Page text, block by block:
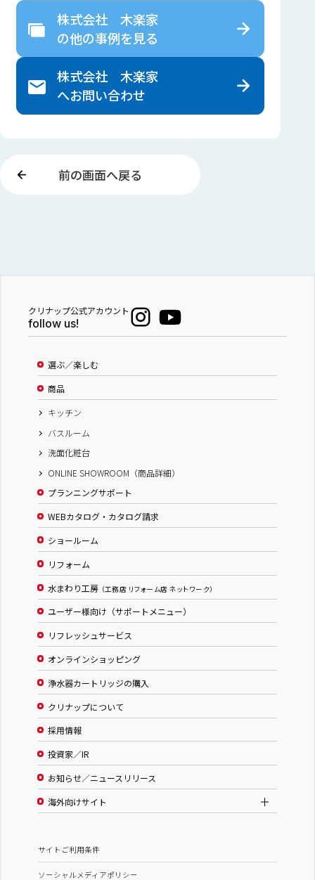
株式会社 木楽家
の他の事例を見る
株式会社 木楽家
へお問い合わせ
前の画面へ戻る
クリナップ公式アカウント
follow us!
選ぶ／楽しむ
商品
キッチン
バスルーム
洗面化粧台
ONLINE SHOWROOM（商品詳細）
プランニングサポート
WEBカタログ・カタログ請求
ショールーム
リフォーム
水まわり工房 （工務店 リフォーム店 ネットワーク）
ユーザー様向け（サポートメニュー）
リフレッシュサービス
オンラインショッピング
浄水器カートリッジの購入
クリナップについて
採用情報
投資家／IR
お知らせ／ニュースリリース
海外向けサイト
サイトご利用条件
ソーシャルメディアポリシー